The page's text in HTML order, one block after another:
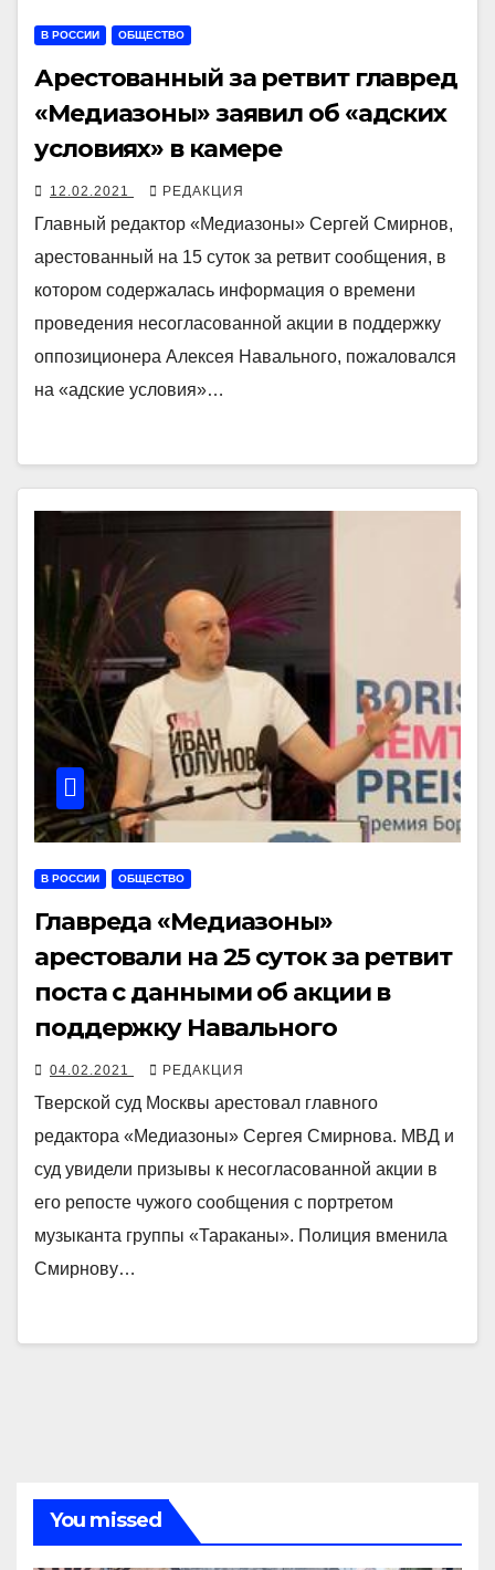
В РОССИИ ОБЩЕСТВО
Арестованный за ретвит главред
«Медиазоны» заявил об «адских
условиях» в камере
12.02.2021 РЕДАКЦИЯ
Главный редактор «Медиазоны» Сергей Смирнов,
арестованный на 15 суток за ретвит сообщения, в
котором содержалась информация о времени
проведения несогласованной акции в поддержку
оппозиционера Алексея Навального, пожаловался
на «адские условия»…
В РОССИИ ОБЩЕСТВО
Главреда «Медиазоны»
арестовали на 25 суток за ретвит
поста с данными об акции в
поддержку Навального
04.02.2021 РЕДАКЦИЯ
Тверской суд Москвы арестовал главного
редактора «Медиазоны» Сергея Смирнова. МВД и
суд увидели призывы к несогласованной акции в
его репосте чужого сообщения с портретом
музыканта группы «Тараканы». Полиция вменила
Смирнову…
You missed